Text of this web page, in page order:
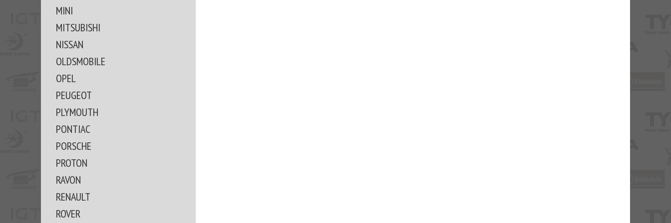
MINI
MITSUBISHI
NISSAN
OLDSMOBILE
OPEL
PEUGEOT
PLYMOUTH
PONTIAC
PORSCHE
PROTON
RAVON
RENAULT
ROVER